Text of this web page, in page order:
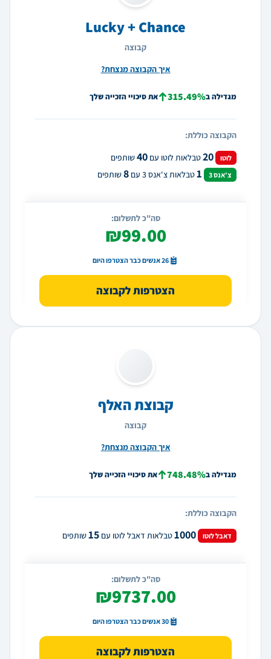
Lucky + Chance
קבוצה
איך הקבוצה מנצחת?
מגדילה ב315.49% את סיכויי הזכייה שלך
הקבוצה כוללת:
לוטו 20טבלאות לוטו עם 40שותפים
צ'אנס 3 1טבלאות צ'אנס 3 עם 8שותפים
סה"כ לתשלום:
₪99.00
26 אנשים כבר הצטרפו היום
הצטרפות לקבוצה
קבוצת האלף
קבוצה
איך הקבוצה מנצחת?
מגדילה ב748.48% את סיכויי הזכייה שלך
הקבוצה כוללת:
דאבל לוטו 1000טבלאות דאבל לוטו עם 15שותפים
סה"כ לתשלום:
₪9737.00
30 אנשים כבר הצטרפו היום
הצטרפות לקבוצה